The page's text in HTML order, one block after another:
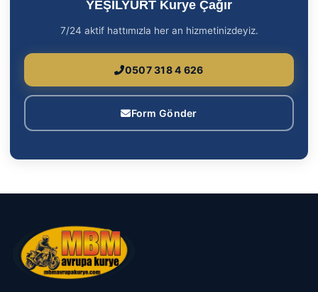
YEŞİLYURT Kurye Çağır
7/24 aktif hattımızla her an hizmetinizdeyiz.
0507 318 4 626
Form Gönder